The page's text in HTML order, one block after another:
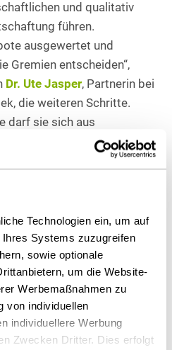
Technologien ein, um auf
Systems zuzugreifen
sowie optionale
um die Website-
Werbemaßnahmen zu
von individuellen
individuellere Werbung
Zwecken Dritter. Dies erfolgt
und qualitativ
führen.
ausgewertet und
Gremien entscheiden“,
Dr. Ute Jasper, Partnerin bei
die weiteren Schritte.
darf sie sich aus
noch nicht äußern.
im Jahr